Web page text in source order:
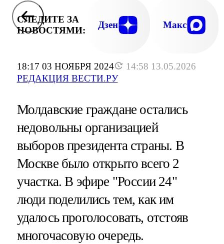
18:17 03 НОЯБРЯ 2024
14:58 13.05.2026
РЕДАКЦИЯ ВЕСТИ.РУ
СЛЕДИТЕ ЗА
НОВОСТЯМИ:
Дзен Макс
Молдавские граждане остались
недовольны организацией
выборов президента страны. В
Москве было открыто всего 2
участка. В эфире "России 24"
люди поделились тем, как им
удалось проголосовать, отстояв
многочасовую очередь.